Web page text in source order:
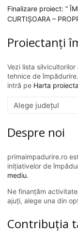
Finalizare proiect: ”
CURTIȘOARA –
Proiectanți
Vezi lista
tehnice de
intră pe Harta
Despre noi
primaimpadurire.ro
inițiativelor de
mediu.
Ne finanțăm
ajuți, alege una din
Contribuția